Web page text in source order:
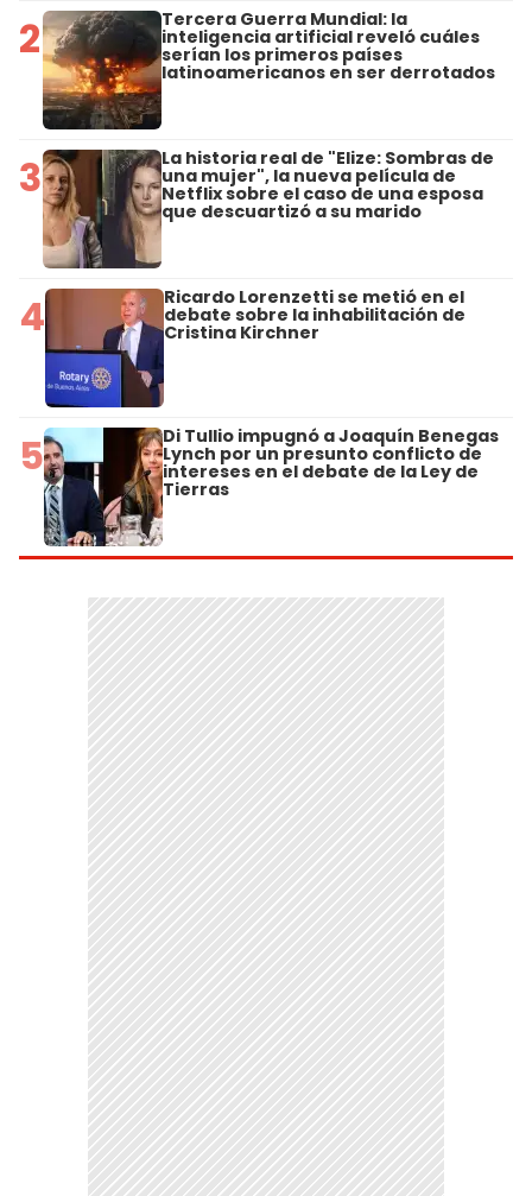
2 Tercera Guerra Mundial: la
inteligencia artificial reveló cuáles
serían los primeros países
latinoamericanos en ser derrotados
3 La historia real de "Elize: Sombras de
una mujer", la nueva película de
Netflix sobre el caso de una esposa
que descuartizó a su marido
4 Ricardo Lorenzetti se metió en el
debate sobre la inhabilitación de
Cristina Kirchner
5 Di Tullio impugnó a Joaquín Benegas
Lynch por un presunto conflicto de
intereses en el debate de la Ley de
Tierras